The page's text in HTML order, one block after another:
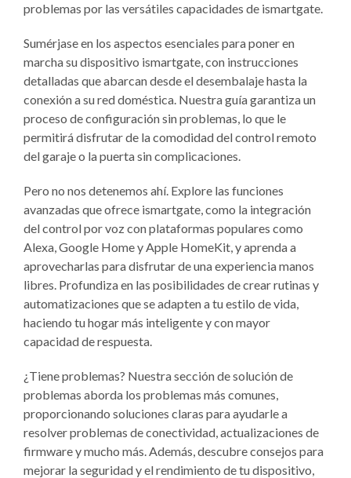
problemas por las versátiles capacidades de ismartgate.
Sumérjase en los aspectos esenciales para poner en
marcha su dispositivo ismartgate, con instrucciones
detalladas que abarcan desde el desembalaje hasta la
conexión a su red doméstica. Nuestra guía garantiza un
proceso de configuración sin problemas, lo que le
permitirá disfrutar de la comodidad del control remoto
del garaje o la puerta sin complicaciones.
Pero no nos detenemos ahí. Explore las funciones
avanzadas que ofrece ismartgate, como la integración
del control por voz con plataformas populares como
Alexa, Google Home y Apple HomeKit, y aprenda a
aprovecharlas para disfrutar de una experiencia manos
libres. Profundiza en las posibilidades de crear rutinas y
automatizaciones que se adapten a tu estilo de vida,
haciendo tu hogar más inteligente y con mayor
capacidad de respuesta.
¿Tiene problemas? Nuestra sección de solución de
problemas aborda los problemas más comunes,
proporcionando soluciones claras para ayudarle a
resolver problemas de conectividad, actualizaciones de
firmware y mucho más. Además, descubre consejos para
mejorar la seguridad y el rendimiento de tu dispositivo,